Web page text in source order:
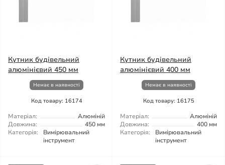
Кутник будівельний
алюмінієвий 450 мм
Немає в наявності
Код товару: 16174
Матеріал:
Алюміній
Довжина:
450 мм
Категорія:
Вимірювальний
інструмент
Кутник будівельний
алюмінієвий 400 мм
Немає в наявності
Код товару: 16175
Матеріал:
Алюміній
Довжина:
400 мм
Категорія:
Вимірювальний
інструмент